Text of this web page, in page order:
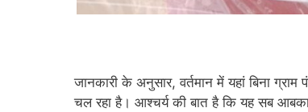
जानकारी के अनुसार, वर्तमान में यहां बिना
चल रहा है। आश्चर्य की बात है कि यह सब